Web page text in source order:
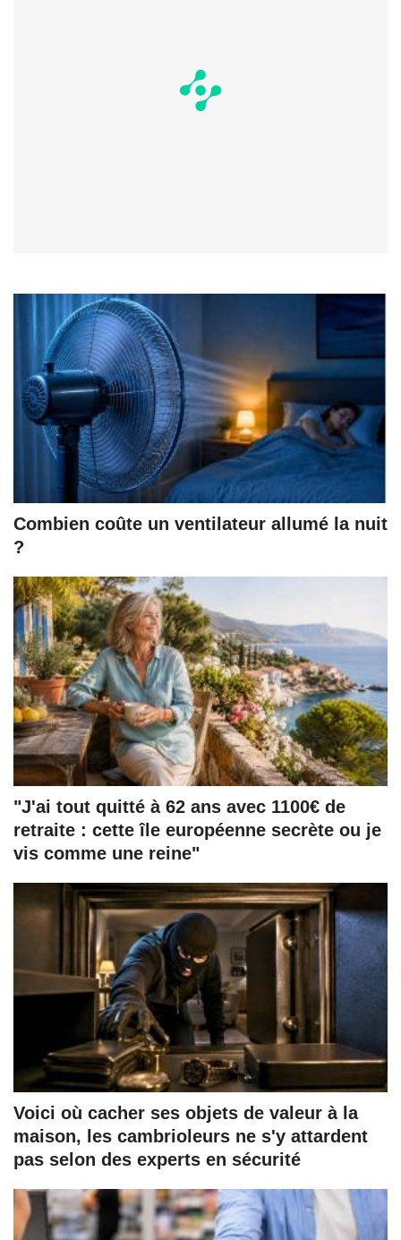
Combien coûte un ventilateur allumé la nuit
?
"J'ai tout quitté à 62 ans avec 1100€ de
retraite : cette île européenne secrète ou je
vis comme une reine"
Voici où cacher ses objets de valeur à la
maison, les cambrioleurs ne s'y attardent
pas selon des experts en sécurité